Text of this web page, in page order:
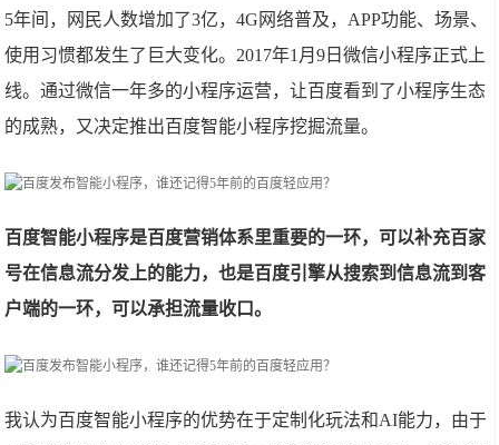
5年间，网民人数增加了3亿，4G网络普及，APP功能、场景、
使用习惯都发生了巨大变化。2017年1月9日微信小程序正式上
线。通过微信一年多的小程序运营，让百度看到了小程序生态
的成熟，又决定推出百度智能小程序挖掘流量。
百度智能小程序是百度营销体系里重要的一环，可以补充百家
号在信息流分发上的能力，也是百度引擎从搜索到信息流到客
户端的一环，可以承担流量收口。
我认为百度智能小程序的优势在于定制化玩法和AI能力，由于